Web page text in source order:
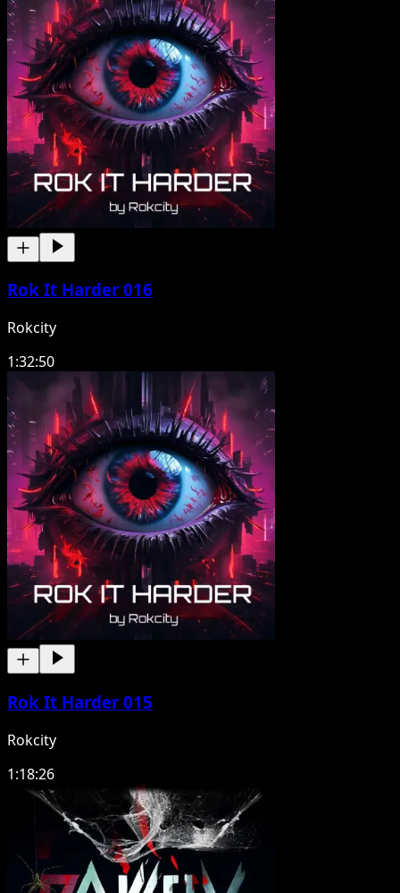
Rok It Harder 016
Rokcity
1:32:50
Rok It Harder 015
Rokcity
1:18:26